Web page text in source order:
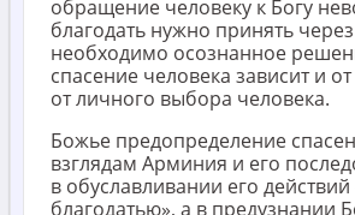
обращение человеку к Богу
благодать нужно принять через
необходимо осознанное
спасение человека зависит и
от личного выбора человека.
Божье предопределение
взглядам Арминия и его
в обуславливании его
благодатью», а в предузнании